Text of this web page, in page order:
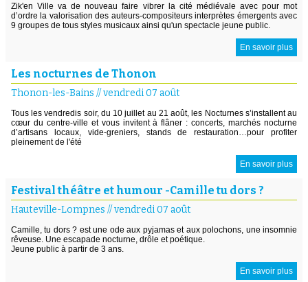
Zik'en Ville va de nouveau faire vibrer la cité médiévale avec pour mot
d’ordre la valorisation des auteurs-compositeurs interprètes émergents avec
9 groupes de tous styles musicaux ainsi qu'un spectacle jeune public.
En savoir plus
Les nocturnes de Thonon
Thonon-les-Bains //vendredi 07 août
Tous les vendredis soir, du 10 juillet au 21 août, les Nocturnes s’installent au
cœur du centre-ville et vous invitent à flâner : concerts, marchés nocturne
d’artisans locaux, vide-greniers, stands de restauration…pour profiter
pleinement de l'été
En savoir plus
Festival théâtre et humour -Camille tu dors ?
Hauteville-Lompnes //vendredi 07 août
Camille, tu dors ? est une ode aux pyjamas et aux polochons, une insomnie
rêveuse. Une escapade nocturne, drôle et poétique.
Jeune public à partir de 3 ans.
En savoir plus